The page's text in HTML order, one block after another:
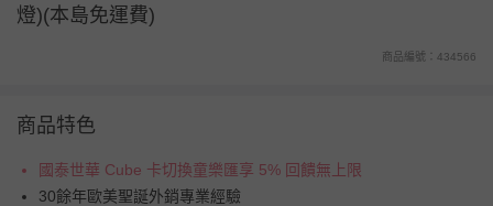
燈)(本島免運費)
商品編號：434566
商品特色
國泰世華 Cube 卡切換童樂匯享 5% 回饋無上限
30餘年歐美聖誕外銷專業經驗